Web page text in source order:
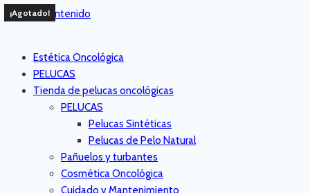
Saltar al contenido
Estética Oncológica
PELUCAS
Tienda de pelucas oncológicas
PELUCAS
Pelucas Sintéticas
Pelucas de Pelo Natural
Pañuelos y turbantes
Cosmética Oncológica
Cuidado y Mantenimiento
¡Agotado!